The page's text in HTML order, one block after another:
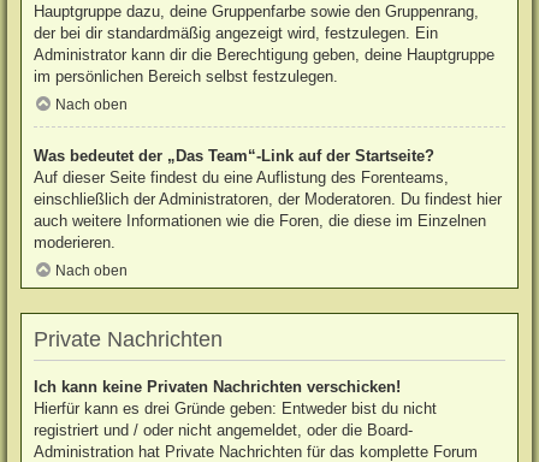
Hauptgruppe dazu, deine Gruppenfarbe sowie den Gruppenrang,
der bei dir standardmäßig angezeigt wird, festzulegen. Ein
Administrator kann dir die Berechtigung geben, deine Hauptgruppe
im persönlichen Bereich selbst festzulegen.
Nach oben
Was bedeutet der „Das Team“-Link auf der Startseite?
Auf dieser Seite findest du eine Auflistung des Forenteams,
einschließlich der Administratoren, der Moderatoren. Du findest hier
auch weitere Informationen wie die Foren, die diese im Einzelnen
moderieren.
Nach oben
Private Nachrichten
Ich kann keine Privaten Nachrichten verschicken!
Hierfür kann es drei Gründe geben: Entweder bist du nicht
registriert und / oder nicht angemeldet, oder die Board-
Administration hat Private Nachrichten für das komplette Forum